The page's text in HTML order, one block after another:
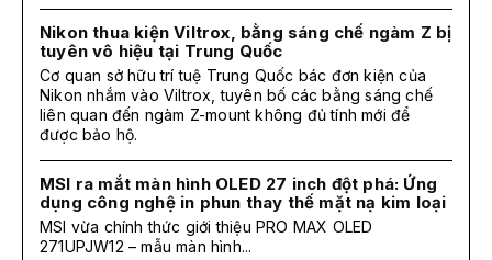
Nikon thua kiện Viltrox, bằng sáng chế ngàm Z bị
tuyên vô hiệu tại Trung Quốc
Cơ quan sở hữu trí tuệ Trung Quốc bác đơn kiện của
Nikon nhắm vào Viltrox, tuyên bố các bằng sáng chế
liên quan đến ngàm Z-mount không đủ tính mới để
được bảo hộ.
MSI ra mắt màn hình OLED 27 inch đột phá: Ứng
dụng công nghệ in phun thay thế mặt nạ kim loại
MSI vừa chính thức giới thiệu PRO MAX OLED
271UPJW12 – mẫu màn hình...